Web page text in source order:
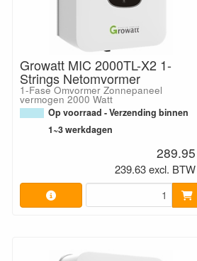
Growatt MIC 2000TL-X2 1-
Strings Netomvormer
1-Fase Omvormer Zonnepaneel
vermogen 2000 Watt
Op voorraad - Verzending binnen
1~3 werkdagen
289.95
239.63 excl. BTW